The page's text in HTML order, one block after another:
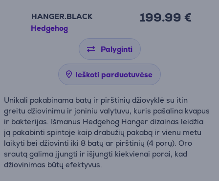
HANGER.BLACK
Hedgehog
199.99 €
Palyginti
Ieškoti parduotuvėse
Unikali pakabinama batų ir pirštinių džiovyklė su itin
greitu džiovinimu ir joniniu valytuvu, kuris pašalina kvapus
ir bakterijas. Išmanus Hedgehog Hanger dizainas leidžia
ją pakabinti spintoje kaip drabužių pakabą ir vienu metu
laikyti bei džiovinti iki 8 batų ar pirštinių (4 porų). Oro
srautą galima įjungti ir išjungti kiekvienai porai, kad
džiovinimas būtų efektyvus.